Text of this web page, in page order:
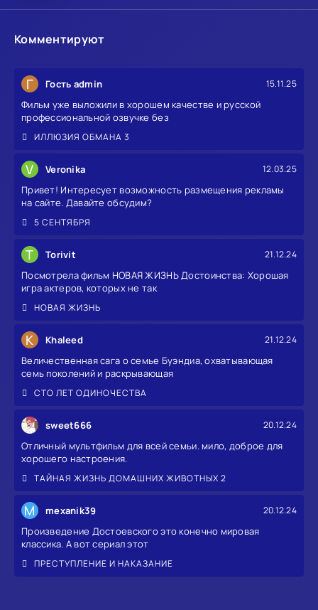
Комментируют
Г Гость admin 15.11.25
Фильм уже выложили в хорошем качестве и русской
профессиональной озвучке без
ИЛЛЮЗИЯ ОБМАНА 3
V Veronika 12.03.25
Привет! Интересует возможность размещения рекламы
на сайте. Давайте обсудим?
5 СЕНТЯБРЯ
T Torivit 21.12.24
Посмотрела фильм НОВАЯ ЖИЗНЬ Достоинства: Хорошая
игра актеров, которых не так
НОВАЯ ЖИЗНЬ
K Khaleed 21.12.24
Величественная сага о семье Буэндиа, охватывающая
семь поколений и раскрывающая
СТО ЛЕТ ОДИНОЧЕСТВА
sweet666 20.12.24
Отличный мультфильм для всей семьи. мило, доброе для
хорошего настроения.
ТАЙНАЯ ЖИЗНЬ ДОМАШНИХ ЖИВОТНЫХ 2
M mexanik39 20.12.24
Произведение Достоевского это конечно мировая
классика. А вот сериал этот
ПРЕСТУПЛЕНИЕ И НАКАЗАНИЕ